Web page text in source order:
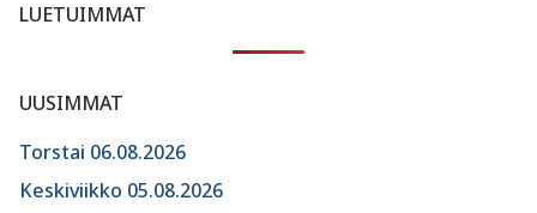
LUETUIMMAT
UUSIMMAT
Torstai 06.08.2026
Keskiviikko 05.08.2026